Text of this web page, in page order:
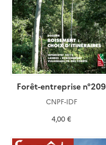
Forêt-entreprise n°209
CNPF-IDF
4,00 €